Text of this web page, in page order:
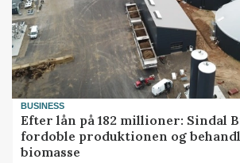
BUSINESS
Efter lån på 182 millioner: Sindal
fordoble produktionen og
biomasse